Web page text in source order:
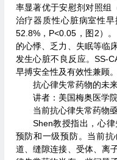
率显著优于安慰剂对照组
治疗器质性心脏病室性
52.8%，P<0.05，图2）
的心悸、乏力、失眠等临
发生心脏不良反应。SS-
早搏安全性及有效性兼顾。
抗心律失常药物的未
讲者：美国梅奥医学
当前抗心律失常药物
Shen教授指出，心
预防和一级预防。当前
道、缝隙连接、受体、离